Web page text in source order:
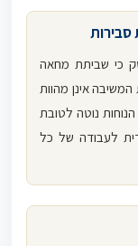
כי שביתת מחאה
המשיבה אינן מהוות
נוטה לטובת
לעבודה של כל